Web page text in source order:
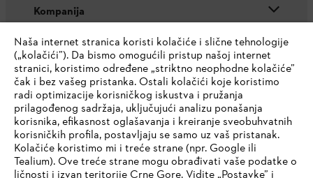
Kompanija
STIHL FAQ
Servis
Naša internet stranica koristi kolačiće i slične tehnologije
(„kolačići”). Da bismo omogućili pristup našoj internet
stranici, koristimo određene „striktno neophodne kolačiće”
čak i bez vašeg pristanka. Ostali kolačići koje koristimo
radi optimizacije korisničkog iskustva i pružanja
prilagođenog sadržaja, uključujući analizu ponašanja
korisnika, efikasnost oglašavanja i kreiranje sveobuhvatnih
korisničkih profila, postavljaju se samo uz vaš pristanak.
Kolačiće koristimo mi i treće strane (npr. Google ili
Tealium). Ove treće strane mogu obrađivati vaše podatke o